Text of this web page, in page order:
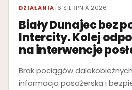
WYRÓŻNIONE
DZIAŁANIA/6 SIERPNIA 2026
Biały Dunajec bez
Intercity. Kolej
na interwencje
Brak pociągów
informacja pasażerska i